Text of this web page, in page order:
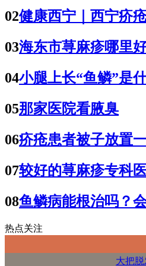
02健康西宁｜西宁疥
03海东市荨麻疹哪里
04小腿上长“鱼鳞”是
05那家医院看腋臭
06疥疮患者被子放置
07较好的荨麻疹专科
08鱼鳞病能根治吗？
热点关注
大把